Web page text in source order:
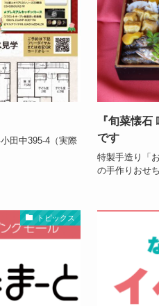
田中395-4（実際
『旬菜懐
です
特製手造り「
の手作りおせ
トピックス